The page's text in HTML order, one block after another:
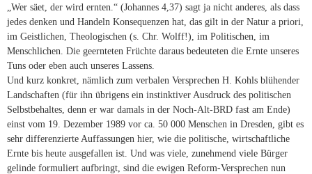
„Wer säet, der wird ernten.“ (Johannes 4,37) sagt ja nicht anderes, als dass
jedes denken und Handeln Konsequenzen hat, das gilt in der Natur a priori,
im Geistlichen, Theologischen (s. Chr. Wolff!), im Politischen, im
Menschlichen. Die geernteten Früchte daraus bedeuteten die Ernte unseres
Tuns oder eben auch unseres Lassens.
Und kurz konkret, nämlich zum verbalen Versprechen H. Kohls blühender
Landschaften (für ihn übrigens ein instinktiver Ausdruck des politischen
Selbstbehaltes, denn er war damals in der Noch-Alt-BRD fast am Ende)
einst vom 19. Dezember 1989 vor ca. 50 000 Menschen in Dresden, gibt es
sehr differenzierte Auffassungen hier, wie die politische, wirtschaftliche
Ernte bis heute ausgefallen ist. Und was viele, zunehmend viele Bürger
gelinde formuliert aufbringt, sind die ewigen Reform-Versprechen nun